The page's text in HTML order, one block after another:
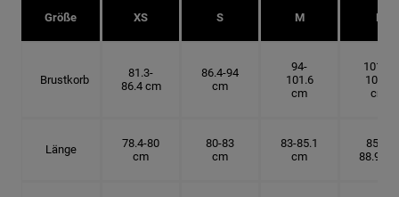
Größe XS S M L
Brustkorb
81.3-
86.4 cm
86.4-94
cm
94-
101.6
cm
101.6-
109.2
cm
Länge
78.4-80
cm
80-83
cm
83-85.1
cm
85.1-
88.9 cm